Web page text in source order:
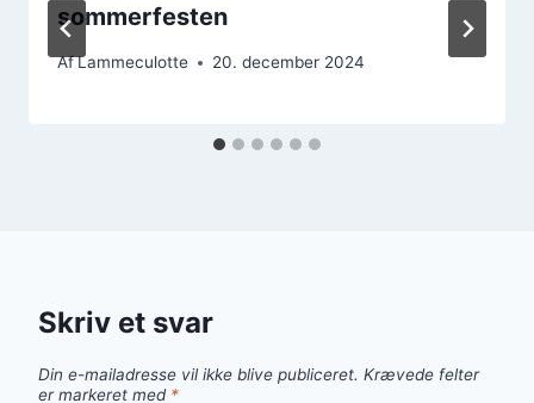
sommerfesten
AfLammeculotte 20. december 2024
Skriv et svar
Din e-mailadresse vil ikke blive publiceret. Krævede felter
er markeret med *